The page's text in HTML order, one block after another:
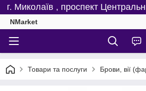
г. Миколаїв , проспект
NMarket
Товари та послуги Брови, вії